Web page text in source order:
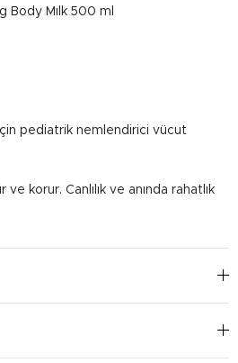
Body Mılk 500 ml
pediatrik nemlendirici vücut
korur. Canlılık ve anında rahatlık
ve tamamen emilene
vücuduna nazikçe yayın. Günlük